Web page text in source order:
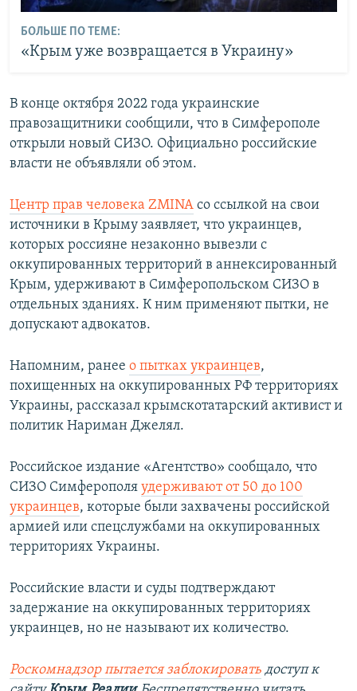
БОЛЬШЕ ПО ТЕМЕ:
«Крым уже возвращается в Украину»
В конце октября 2022 года украинские
правозащитники сообщили, что в Симферополе
открыли новый СИЗО. Официально российские
власти не объявляли об этом.
Центр прав человека ZMINA со ссылкой на свои
источники в Крыму заявляет, что украинцев,
которых россияне незаконно вывезли с
оккупированных территорий в аннексированный
Крым, удерживают в Симферопольском СИЗО в
отдельных зданиях. К ним применяют пытки, не
допускают адвокатов.
Напомним, ранее о пытках украинцев,
похищенных на оккупированных РФ территориях
Украины, рассказал крымскотатарский активист и
политик Нариман Джелял.
Российское издание «Агентство» сообщало, что
СИЗО Симферополя удерживают от 50 до 100
украинцев, которые были захвачены российской
армией или спецслужбами на оккупированных
территориях Украины.
Российские власти и суды подтверждают
задержание на оккупированных территориях
украинцев, но не называют их количество.
Роскомнадзор пытается заблокировать доступ к